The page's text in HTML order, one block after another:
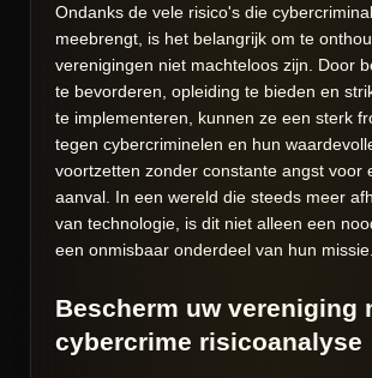
Ondanks de vele risico's die
meebrengt, is het belangrijk om te
verenigingen niet machteloos zijn. Door
te bevorderen, opleiding te bieden en
te implementeren, kunnen ze een sterk
tegen cybercriminelen en hun
voortzetten zonder constante angst voor
aanval. In een wereld die steeds meer
van technologie, is dit niet alleen een
een onmisbaar onderdeel van hun missie.
Bescherm uw vereniging
cybercrime risicoanalyse